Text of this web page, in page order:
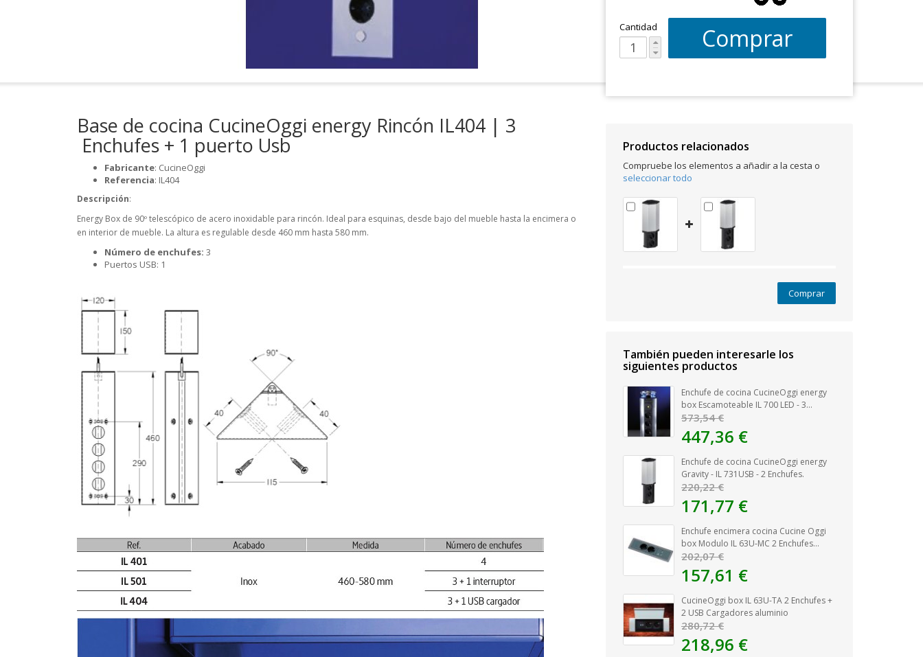
Cantidad Comprar
Productos relacionados
Compruebe los elementos a añadir a la cesta o
seleccionar todo
Comprar
También pueden interesarle los
siguientes productos
Enchufe de cocina CucineOggi energy
box Escamoteable IL 700 LED - 3...
573,54 €
447,36 €
Enchufe de cocina CucineOggi energy
Gravity - IL 731USB - 2 Enchufes.
220,22 €
171,77 €
Enchufe encimera cocina Cucine Oggi
box Modulo IL 63U-MC 2 Enchufes...
202,07 €
157,61 €
CucineOggi box IL 63U-TA 2 Enchufes +
2 USB Cargadores aluminio
280,72 €
218,96 €
Base de cocina CucineOggi energy Rincón IL404 | 3
Enchufes + 1 puerto Usb
Fabricante: CucineOggi
Referencia: IL404
Descripción:
Energy Box de 90º telescópico de acero inoxidable para rincón. Ideal para esquinas, desde bajo del mueble hasta la encimera o
en interior de mueble. La altura es regulable desde 460 mm hasta 580 mm.
Número de enchufes: 3
Puertos USB: 1